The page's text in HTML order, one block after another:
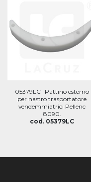
05379LC -Pattino esterno
per nastro trasportatore
vendemmiatrici Pellenc
8090.
cod. 05379LC